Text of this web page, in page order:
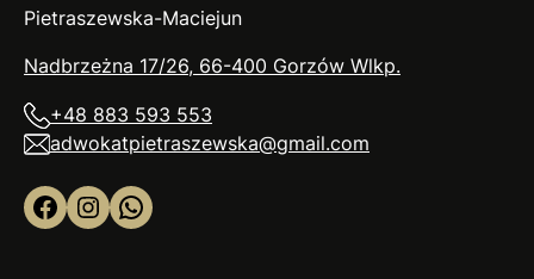
Pietraszewska-Maciejun
Nadbrzeżna 17/26, 66-400 Gorzów Wlkp.
+48 883 593 553
adwokatpietraszewska@gmail.com
Facebook Instagram WhatsApp